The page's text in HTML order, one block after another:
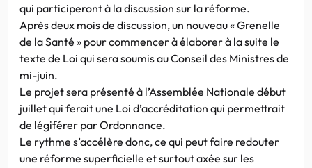
qui participeront à la discussion sur la réforme.
Après deux mois de discussion, un nouveau « Grenelle
de la Santé » pour commencer à élaborer à la suite le
texte de Loi qui sera soumis au Conseil des Ministres de
mi-juin.
Le projet sera présenté à l’Assemblée Nationale début
juillet qui ferait une Loi d’accréditation qui permettrait
de légiférer par Ordonnance.
Le rythme s’accélère donc, ce qui peut faire redouter
une réforme superficielle et surtout axée sur les